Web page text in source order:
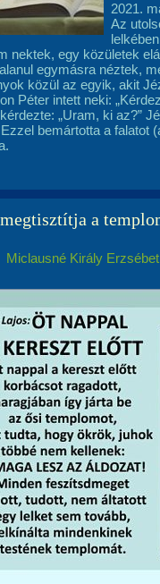
2021.
Az
nektek, egy közületek
egymásra néztek,
közül az egyik, akit
Péter intett neki:
„Uram, ki az?”
bemártotta a falatot
a
Miclausné Király Erzsébet